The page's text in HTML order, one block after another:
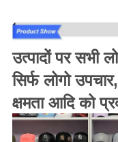
उत्पादों पर सभी
सिर्फ लोगो
क्षमता आदि को